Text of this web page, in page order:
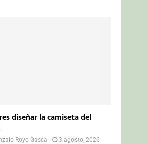
diseñar la camiseta del
Royo Gasca
3 agosto, 2026